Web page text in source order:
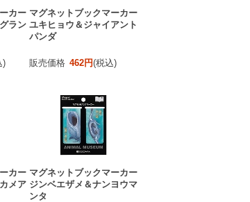
カー
ラン
)
マグネットブックマーカー
ユキヒョウ＆ジャイアント
パンダ
販売価格 462円(税込)
カー
メア
マグネットブックマーカー
ジンベエザメ＆ナンヨウマ
ンタ